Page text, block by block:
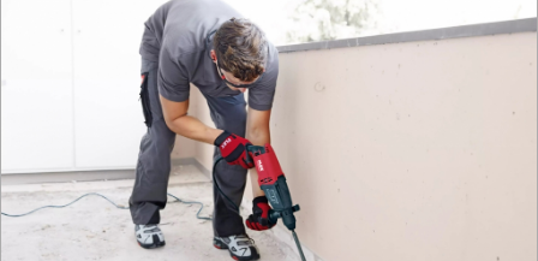
szlifierki
proste
szlifierki
stołowe
szlifierki